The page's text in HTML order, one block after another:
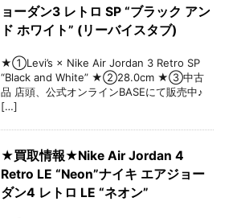
ョーダン3 レトロ SP “ブラック アン
ド ホワイト” (リーバイスタブ)
★①Levi’s × Nike Air Jordan 3 Retro SP
“Black and White” ★②28.0cm ★③中古
品 店頭、公式オンラインBASEにて販売中♪
[…]
★買取情報★Nike Air Jordan 4
Retro LE “Neon”ナイキ エアジョー
ダン4 レトロ LE “ネオン”